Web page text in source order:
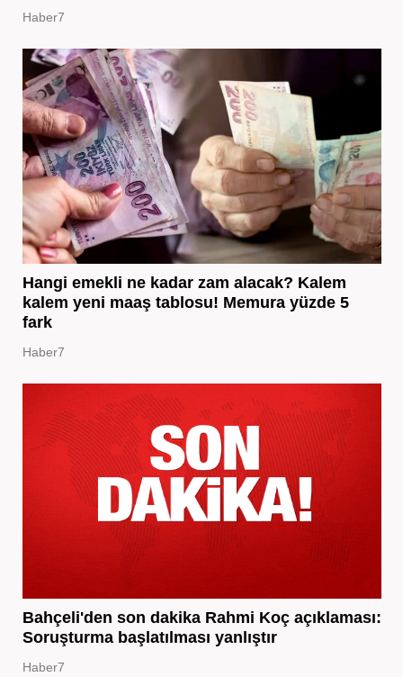
Haber7
Hangi emekli ne kadar zam alacak? Kalem
kalem yeni maaş tablosu! Memura yüzde 5
fark
Haber7
Bahçeli'den son dakika Rahmi Koç açıklaması:
Soruşturma başlatılması yanlıştır
Haber7